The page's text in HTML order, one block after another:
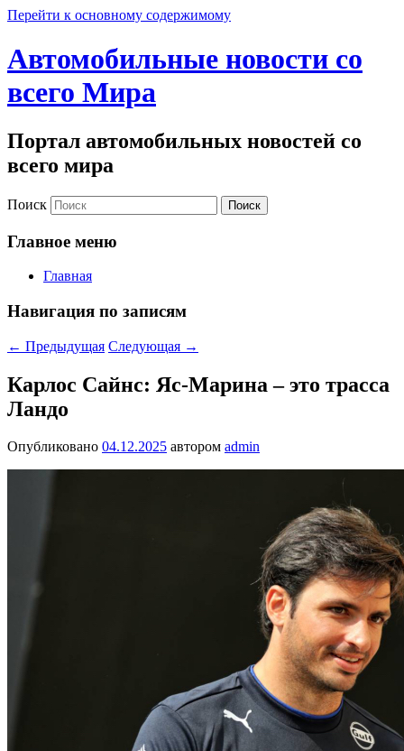
Перейти к основному содержимому
Автомобильные новости со
всего Мира
Портал автомобильных новостей со
всего мира
Поиск
Главное меню
Главная
Навигация по записям
← Предыдущая Следующая →
Карлос Сайнс: Яс-Марина – это трасса
Ландо
Опубликовано 04.12.2025 автором admin